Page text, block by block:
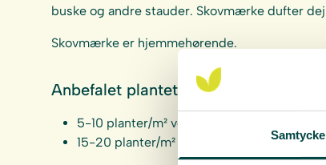
Samtycke
buske og andre stauder. Skovmærke dufter
Skovmærke er hjemmehørende.
Anbefalet plantetæthed:
5-10 planter/m² ved kombination med frø.
15-20 planter/m² ved etablering kun med